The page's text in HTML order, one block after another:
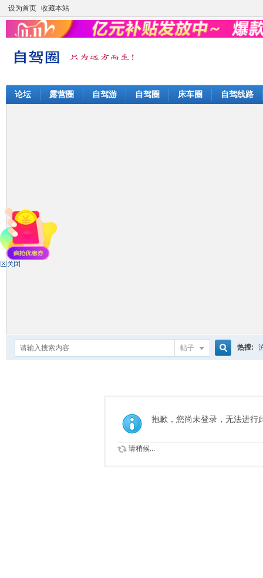
设为首页 收藏本站
论坛 露营圈 自驾游 自驾圈 床车圈 自驾线路
帖子
索
热搜:
抱歉，您尚未登录，无法进行
请稍候...